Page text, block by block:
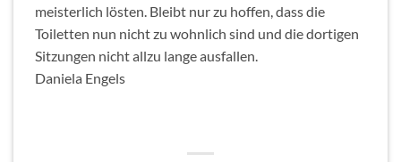
meisterlich lösten. Bleibt nur zu hoffen, dass die
Toiletten nun nicht zu wohnlich sind und die dortigen
Sitzungen nicht allzu lange ausfallen.
Daniela Engels